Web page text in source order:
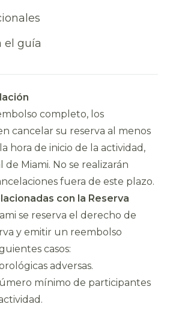
el guía
completo, los
cancelar su reserva al menos
hora de inicio de la actividad,
Miami. No se realizarán
fuera de este plazo.
con la Reserva
se reserva el derecho de
y emitir un reembolso
casos:
adversas.
mínimo de participantes